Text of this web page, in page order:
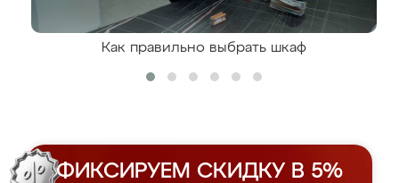
Как правильно выбрать шкаф
ФИКСИРУЕМ СКИДКУ В 5%